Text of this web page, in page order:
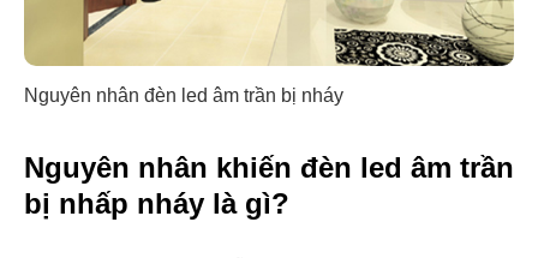
Nguyên nhân đèn led âm trần bị nháy
Nguyên nhân khiến đèn led âm trần
bị nhấp nháy là gì?